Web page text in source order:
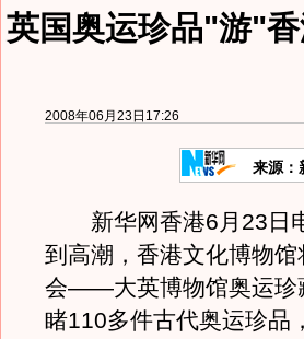
英国奥运珍品"游"
2008年06月23日17:26
来源：
新华网香港6月23日
到高潮，香港文化博物
会——大英博物馆奥运珍
睹110多件古代奥运珍品